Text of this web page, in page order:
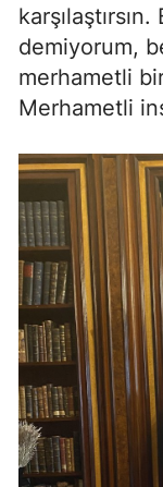
demiyorum,
merhametli bir
Merhametli